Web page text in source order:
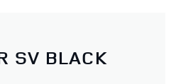
SV BLACK